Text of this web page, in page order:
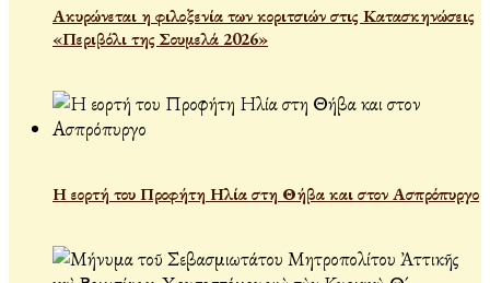
Ακυρώνεται η φιλοξενία των κοριτσιών στις Κατασκηνώσεις
«Περιβόλι της Σουμελά 2026»
Η εορτή του Προφήτη Ηλία στη Θήβα και στον Ασπρόπυργο